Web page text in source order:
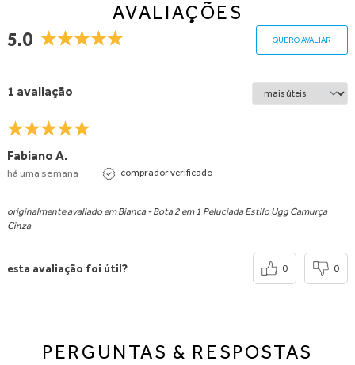
AVALIAÇÕES
5.0
QUERO AVALIAR
1 avaliação
Fabiano A.
há uma semana comprador verificado
originalmente avaliado em Bianca - Bota 2 em 1 Peluciada Estilo Ugg Camurça
Cinza
esta avaliação foi útil? 0 0
PERGUNTAS & RESPOSTAS